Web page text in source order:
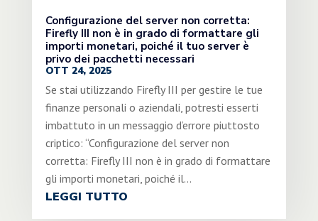
Configurazione del server non corretta:
Firefly III non è in grado di formattare gli
importi monetari, poiché il tuo server è
privo dei pacchetti necessari
OTT 24, 2025
Se stai utilizzando Firefly III per gestire le tue
finanze personali o aziendali, potresti esserti
imbattuto in un messaggio d’errore piuttosto
criptico: “Configurazione del server non
corretta: Firefly III non è in grado di formattare
gli importi monetari, poiché il...
LEGGI TUTTO